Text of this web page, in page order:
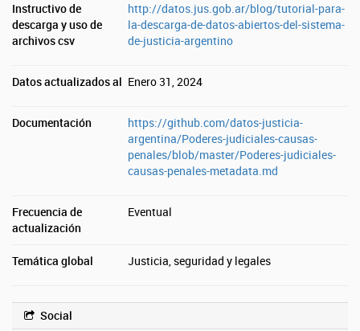
Instructivo de
descarga y uso de
archivos csv
http://datos.jus.gob.ar/blog/tutorial-para-
la-descarga-de-datos-abiertos-del-sistema-
de-justicia-argentino
Datos actualizados al Enero 31, 2024
Documentación
https://github.com/datos-justicia-
argentina/Poderes-judiciales-causas-
penales/blob/master/Poderes-judiciales-
causas-penales-metadata.md
Frecuencia de
actualización
Eventual
Temática global Justicia, seguridad y legales
Social